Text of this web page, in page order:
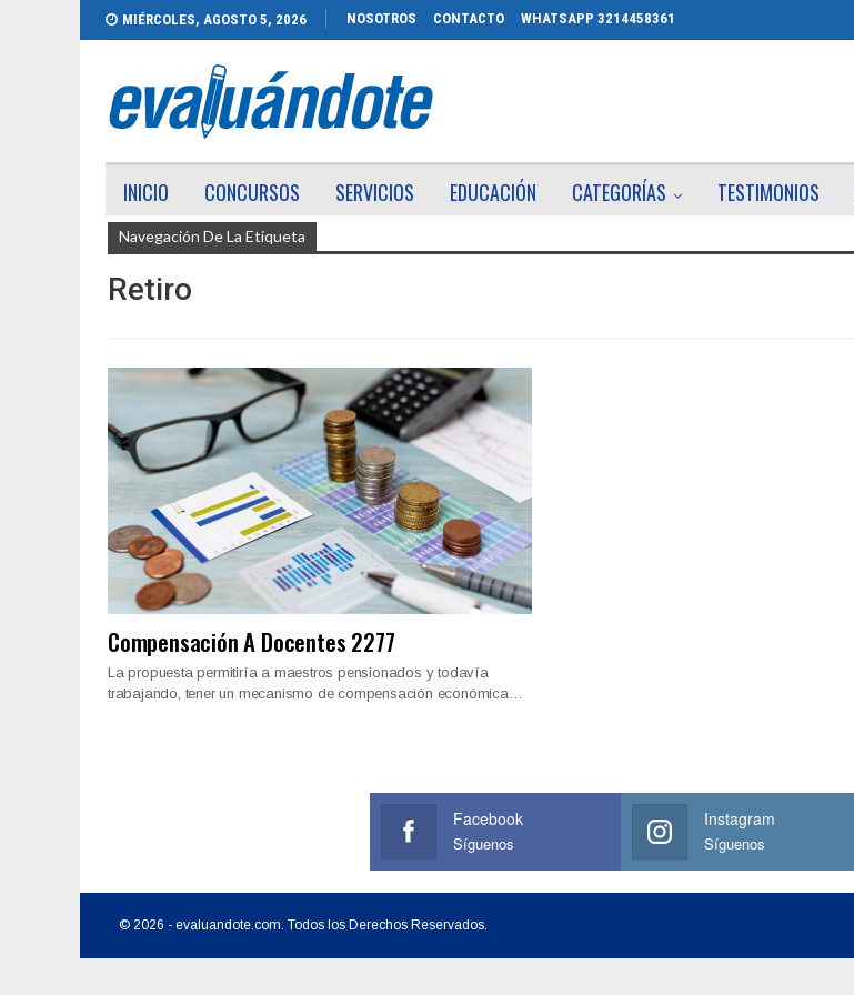
MIÉRCOLES, AGOSTO 5, 2026 NOSOTROS CONTACTO WHATSAPP 3214458361
INICIO CONCURSOS SERVICIOS EDUCACIÓN CATEGORÍAS TESTIMONIOS
Navegación De La Etiqueta
Retiro
Compensación A Docentes 2277
La propuesta permitiría a maestros pensionados y todavía
trabajando, tener un mecanismo de compensación económica…
Facebook
Síguenos
Instagram
Síguenos
© 2026 - evaluandote.com. Todos los Derechos Reservados.